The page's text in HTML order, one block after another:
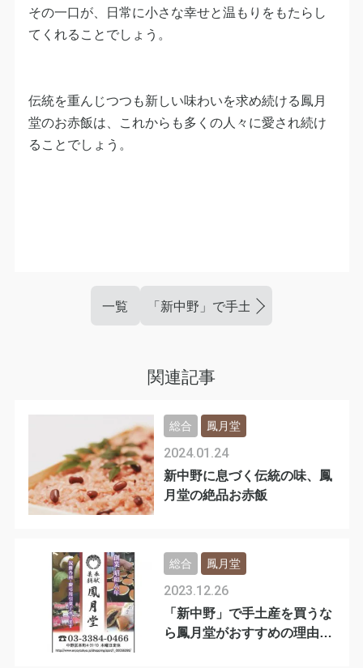
その一口が、日常に小さな幸せと温もりをもたらし
てくれることでしょう。
伝統を重んじつつも新しい味わいを求め続ける鳳月
堂のお赤飯は、これからも多くの人々に愛され続け
ることでしょう。
一覧 「新中野」で手土産を買うなら鳳
関連記事
新中野に息づく伝統の味、鳳
月堂の絶品お赤飯
2024.01.24
総合 鳳月堂
「新中野」で手土産を買うな
ら鳳月堂がおすすめの理由と
2023.12.26
総合 鳳月堂